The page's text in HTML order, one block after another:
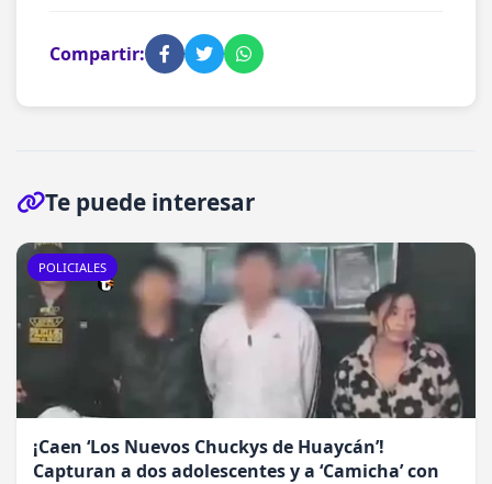
Compartir:
Te puede interesar
POLICIALES
¡Caen ‘Los Nuevos Chuckys de Huaycán’!
Capturan a dos adolescentes y a ‘Camicha’ con